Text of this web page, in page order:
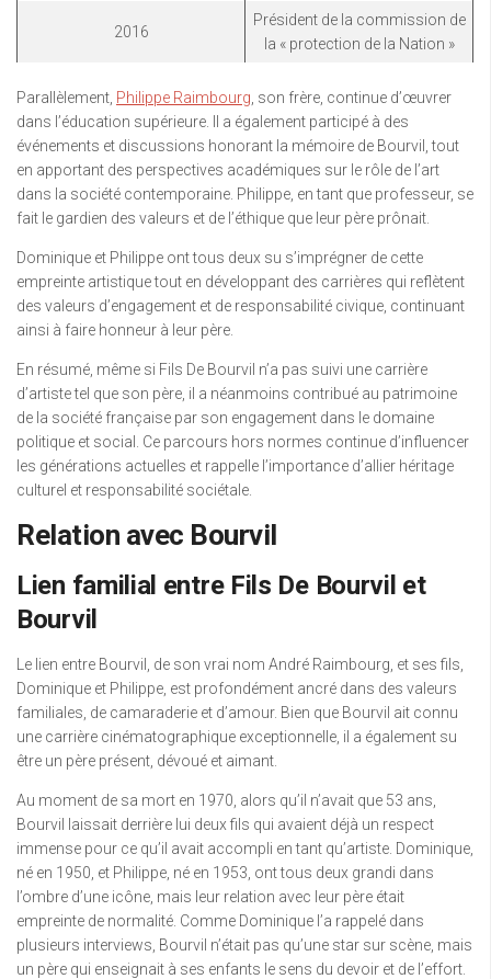
2016
Président de la commission de
la « protection de la Nation »
Parallèlement, Philippe Raimbourg , son frère, continue d’œuvrer
dans l’éducation supérieure. Il a également participé à des
événements et discussions honorant la mémoire de Bourvil, tout
en apportant des perspectives académiques sur le rôle de l’art
dans la société contemporaine. Philippe, en tant que professeur, se
fait le gardien des valeurs et de l’éthique que leur père prônait.
Dominique et Philippe ont tous deux su s’imprégner de cette
empreinte artistique tout en développant des carrières qui reflètent
des valeurs d’engagement et de responsabilité civique, continuant
ainsi à faire honneur à leur père.
En résumé, même si Fils De Bourvil n’a pas suivi une carrière
d’artiste tel que son père, il a néanmoins contribué au patrimoine
de la société française par son engagement dans le domaine
politique et social. Ce parcours hors normes continue d’influencer
les générations actuelles et rappelle l’importance d’allier héritage
culturel et responsabilité sociétale.
Relation avec Bourvil
Lien familial entre Fils De Bourvil et
Bourvil
Le lien entre Bourvil, de son vrai nom André Raimbourg, et ses fils,
Dominique et Philippe, est profondément ancré dans des valeurs
familiales, de camaraderie et d’amour. Bien que Bourvil ait connu
une carrière cinématographique exceptionnelle, il a également su
être un père présent, dévoué et aimant.
Au moment de sa mort en 1970, alors qu’il n’avait que 53 ans,
Bourvil laissait derrière lui deux fils qui avaient déjà un respect
immense pour ce qu’il avait accompli en tant qu’artiste. Dominique,
né en 1950, et Philippe, né en 1953, ont tous deux grandi dans
l’ombre d’une icône, mais leur relation avec leur père était
empreinte de normalité. Comme Dominique l’a rappelé dans
plusieurs interviews, Bourvil n’était pas qu’une star sur scène, mais
un père qui enseignait à ses enfants le sens du devoir et de l’effort.